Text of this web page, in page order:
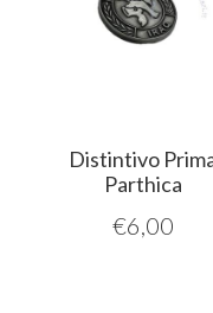
Distintivo
Parthica
€6,00